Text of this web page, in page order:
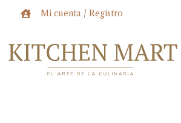
Mi cuenta / Registro